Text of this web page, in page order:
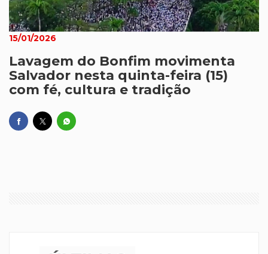
15/01/2026
Lavagem do Bonfim movimenta
Salvador nesta quinta-feira (15)
com fé, cultura e tradição